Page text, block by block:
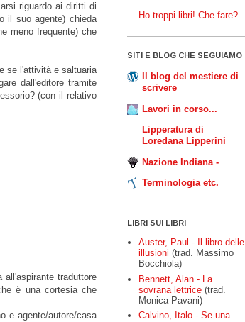
riguardo ai diritti di
il suo agente) chieda
meno frequente) che
se l'attività e saltuaria
dall'editore tramite
(con il relativo
traduttore
è una cortesia che
e agente/autore/casa
Ho troppi libri! Che fare?
SITI E BLOG CHE SEGUIAMO
Il blog del mestiere di
scrivere
Lavori in corso...
Lipperatura di
Loredana Lipperini
Nazione Indiana -
Terminologia etc.
LIBRI SUI LIBRI
Auster, Paul - Il libro delle
illusioni (trad. Massimo
Bocchiola)
Bennett, Alan - La
sovrana lettrice (trad.
Monica Pavani)
Calvino, Italo - Se una